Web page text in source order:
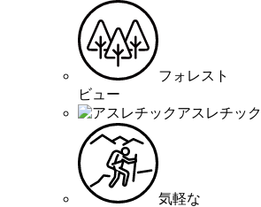
フォレスト
ビュー
アスレチック
気軽な